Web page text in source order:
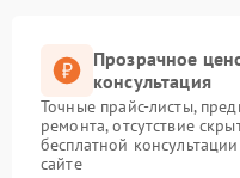
Прозрачное
консультация
Точные прайс-листы,
ремонта, отсутствие
бесплатной
сайте